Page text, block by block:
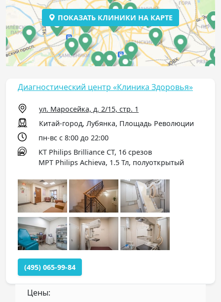
ПОКАЗАТЬ КЛИНИКИ НА КАРТЕ
Диагностический центр «Клиника Здоровья»
ул. Маросейка, д. 2/15, стр. 1
Китай-город, Лубянка, Площадь Революции
пн-вс с 8:00 до 22:00
КТ Philips Brilliance CT, 16 срезов
МРТ Philips Achieva, 1.5 Тл, полуоткрытый
(495) 065-99-84
Цены: